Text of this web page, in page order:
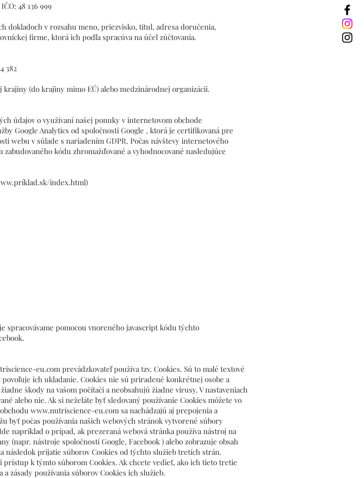
48 136 999
dokladoch v rozsahu meno, priezvisko, titul, adresa doručenia,
firme, ktorá ich podľa spracúva na účel zúčtovania.
382
(do krajiny mimo EÚ) alebo medzinárodnej organizácii.
údajov o využívaní našej ponuky v internetovom obchode
Google Analytics od spoločnosti Google , ktorá je certifikovaná pre
webu v súlade s nariadením GDPR. Počas návštevy internetového
kódu zhromažďované a vyhodnocované nasledujúce
íklad.sk/index.html)
pomocou vnoreného javascript kódu týchto
eu.com prevádzkovateľ používa tzv. Cookies. Sú to malé textové
ich ukladanie. Cookies nie sú priradené konkrétnej osobe a
škody na vašom počítači a neobsahujú žiadne vírusy. V nastaveniach
alebo nie. Ak si neželáte byť sledovaný používanie Cookies môžete vo
www.nutriscience-eu.com sa nachádzajú aj prepojenia a
byť počas používania našich webových stránok vytvorené súbory
napríklad o prípad, ak prezeraná webová stránka používa nástroj na
(napr. nástroje spoločností Google, Facebook ) alebo zobrazuje obsah
následok prijatie súborov Cookies od týchto služieb tretích strán.
k týmto súborom Cookies. Ak chcete vedieť, ako ich tieto tretie
zásady používania súborov Cookies ich služieb.